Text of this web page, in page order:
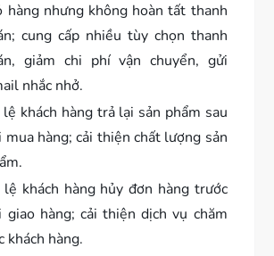
hàng nhưng không hoàn tất thanh
cung cấp nhiều tùy chọn thanh
giảm chi phí vận chuyển, gửi
nhắc nhở.
khách hàng trả lại sản phẩm sau
mua hàng; cải thiện chất lượng sản
lệ khách hàng hủy đơn hàng trước
giao hàng; cải thiện dịch vụ chăm
khách hàng.